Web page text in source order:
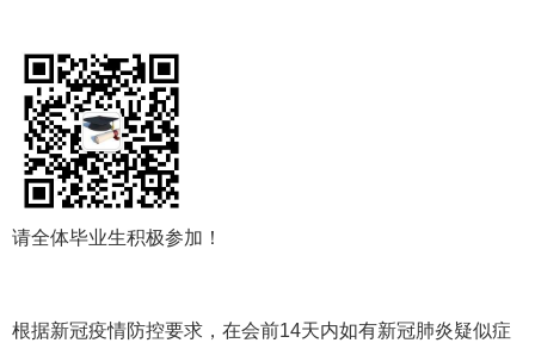
请全体毕业生积极参加！
根据新冠疫情防控要求，在会前14天内如有新冠肺炎疑似症